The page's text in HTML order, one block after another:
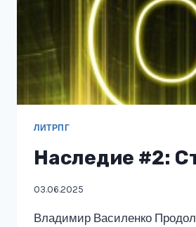
ЛИТРПГ
Наследие #2:
03.06.2025
Владимир Василенко